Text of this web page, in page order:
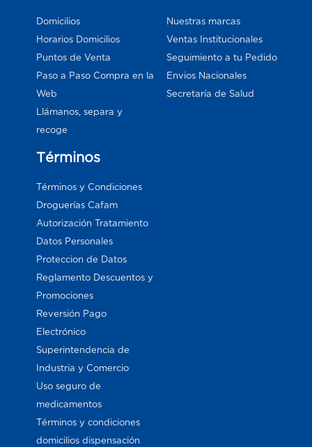
Domicilios
Horarios Domicilios
Puntos de Venta
Paso a Paso Compra en la
Web
Llámanos, separa y
recoge
Nuestras marcas
Ventas Institucionales
Seguimiento a tu Pedido
Envios Nacionales
Secretaría de Salud
Términos
Términos y Condiciones
Droguerías Cafam
Autorización Tratamiento
Datos Personales
Proteccion de Datos
Reglamento Descuentos y
Promociones
Reversión Pago
Electrónico
Superintendencia de
Industria y Comercio
Uso seguro de
medicamentos
Términos y condiciones
domicilios dispensación